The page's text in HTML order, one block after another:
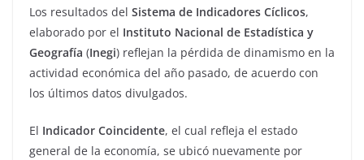
Los resultados del Sistema de Indicadores Cíclicos,
elaborado por el Instituto Nacional de Estadística y
Geografía (Inegi) reflejan la pérdida de dinamismo en la
actividad económica del año pasado, de acuerdo con
los últimos datos divulgados.
El Indicador Coincidente, el cual refleja el estado
general de la economía, se ubicó nuevamente por